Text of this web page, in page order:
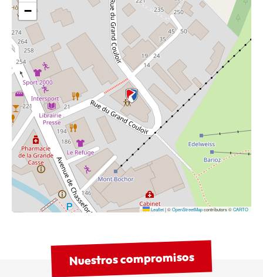
−
Leaflet|©OpenStreetMapcontributors ©CARTO
Nuestros compromisos